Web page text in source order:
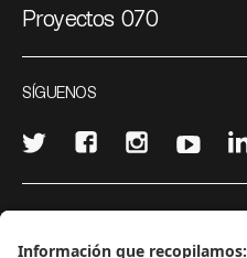
Proyectos 070
SÍGUENOS